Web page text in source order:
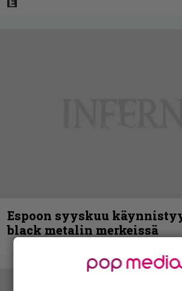
Espoon syyskuu
black metalin merkeissä